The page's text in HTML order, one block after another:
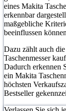
eines Makita
erkennbar
maßgebliche
beeinflussen
Dazu zählt auch
Taschenmesser
Dadurch erkennen
ein Makita
höchsten
Bestseller